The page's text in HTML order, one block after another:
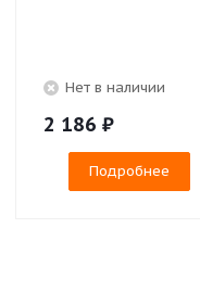
Нет в наличии
2 186 ₽
Подробнее